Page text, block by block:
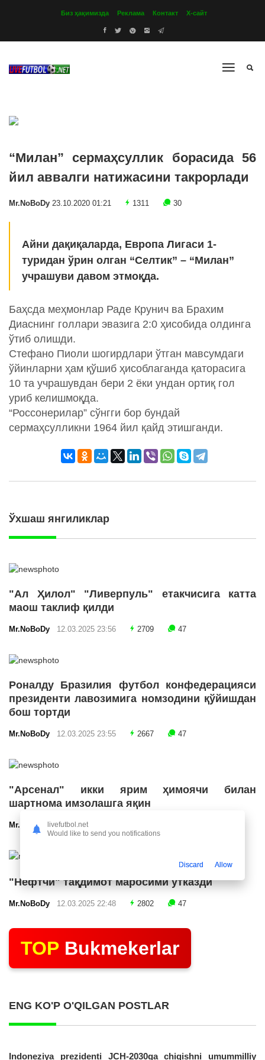
Биз ҳақимизда Реклама Контакт Х-сайт
“Милан” сермаҳсуллик борасида 56
йил аввалги натижасини такрорлади
Mr.NoBoDy 23.10.2020 01:21 1311 30
Айни дақиқаларда, Европа Лигаси 1-
туридан ўрин олган “Селтик” – “Милан”
учрашуви давом этмоқда.
Баҳсда меҳмонлар Раде Крунич ва Брахим
Диаснинг голлари эвазига 2:0 ҳисобида олдинга
ўтиб олишди.
Стефано Пиоли шогирдлари ўтган мавсумдаги
ўйинларни ҳам қўшиб ҳисоблаганда қаторасига
10 та учрашувдан бери 2 ёки ундан ортиқ гол
уриб келишмоқда.
“Россонерилар” сўнгги бор бундай
сермаҳсулликни 1964 йил қайд этишганди.
Ўхшаш янгиликлар
"Ал Ҳилол" "Ливерпуль" етакчисига катта
маош таклиф қилди
Mr.NoBoDy 12.03.2025 23:56 2709 47
Роналду Бразилия футбол конфедерацияси
президенти лавозимига номзодини қўйишдан
бош тортди
Mr.NoBoDy 12.03.2025 23:55 2667 47
"Арсенал" икки ярим ҳимоячи билан
шартнома имзолашга яқин
Mr.NoBoDy12.03.2025 23:24
"Нефтчи" тақдимот маросими ўтказди
Mr.NoBoDy 12.03.2025 22:48 2802 47
TOP Bukmekerlar
ENG KO'P O'QILGAN POSTLAR
Indoneziya prezidenti JCH-2030ga chiqishni umummilliy
livefutbol.net
Would like to send you notifications
Discard Allow